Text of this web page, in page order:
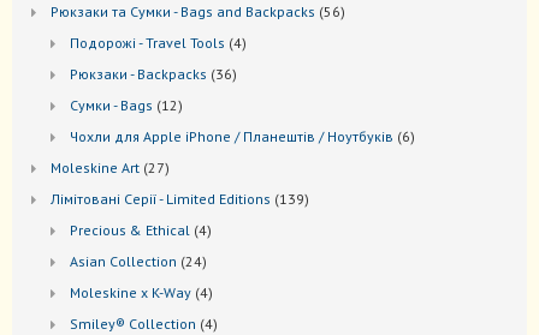
Рюкзаки та Cумки - Bags and Backpacks 5656
Подорожі - Travel Tools 44
Рюкзаки - Backpacks 3636
Сумки - Bags 1212
Чохли для Apple iPhone / Планештів / Ноутбуків 66
Moleskine Art 2727
Лiмiтовані Серії - Limited Editions 139139
Precious & Ethical 44
Asian Collection 2424
Moleskine x K-Way 44
Smiley® Collection 44